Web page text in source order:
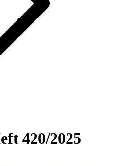
420/2025